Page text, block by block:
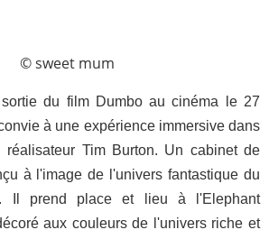
© sweet mum
du film Dumbo au cinéma le 27
à une expérience immersive dans
réalisateur Tim Burton. Un cabinet de
à l'image de l'univers fantastique du
Il prend place et lieu à l'Elephant
aux couleurs de l'univers riche et